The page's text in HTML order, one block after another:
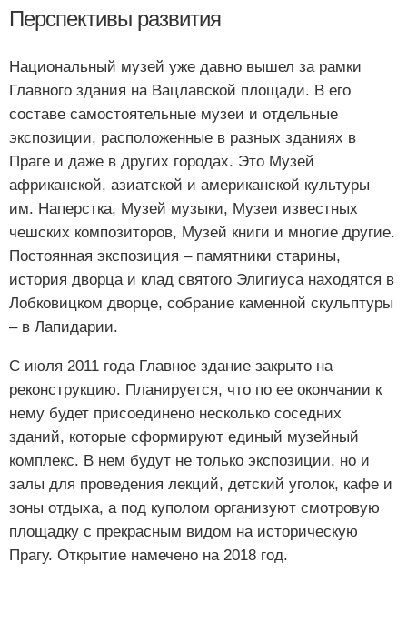
Перспективы развития
Национальный музей уже давно вышел за рамки
Главного здания на Вацлавской площади. В его
составе самостоятельные музеи и отдельные
экспозиции, расположенные в разных зданиях в
Праге и даже в других городах. Это Музей
африканской, азиатской и американской культуры
им. Наперстка, Музей музыки, Музеи известных
чешских композиторов, Музей книги и многие другие.
Постоянная экспозиция – памятники старины,
история дворца и клад святого Элигиуса находятся в
Лобковицком дворце, собрание каменной скульптуры
– в Лапидарии.
С июля 2011 года Главное здание закрыто на
реконструкцию. Планируется, что по ее окончании к
нему будет присоединено несколько соседних
зданий, которые сформируют единый музейный
комплекс. В нем будут не только экспозиции, но и
залы для проведения лекций, детский уголок, кафе и
зоны отдыха, а под куполом организуют смотровую
площадку с прекрасным видом на историческую
Прагу. Открытие намечено на 2018 год.